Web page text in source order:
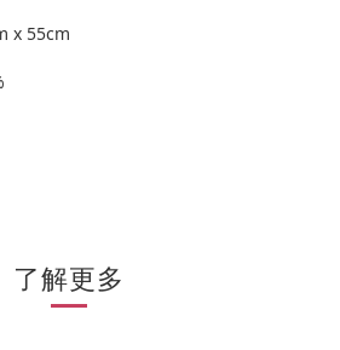
x 55cm
了解更多